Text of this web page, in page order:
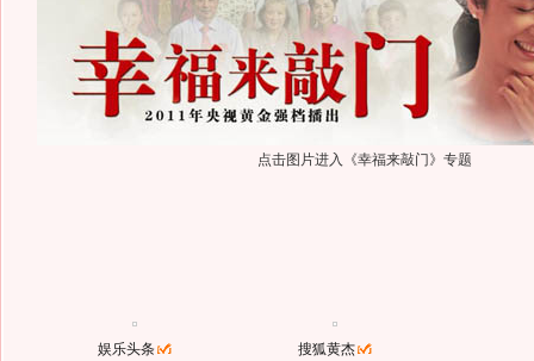
点击图片进入《幸福来敲门》专题
娱乐头条
搜狐黄杰